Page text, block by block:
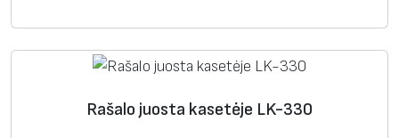
Rašalo juosta kasetėje LK-330